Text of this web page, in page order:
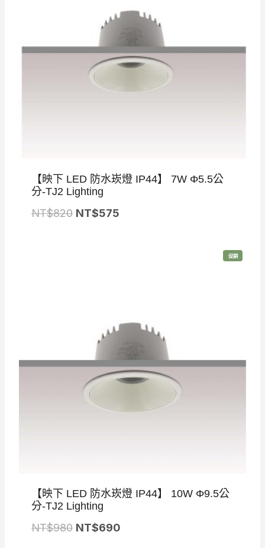
【映下 LED 防水崁燈 IP44】 7W Φ5.5公
分-TJ2 Lighting
NT$820 原
2
NT$575目
$
5
促銷特
價
【映下 LED 防水崁燈 IP44】 10W Φ9.5公
分-TJ2 Lighting
NT$980 原
NT$690目